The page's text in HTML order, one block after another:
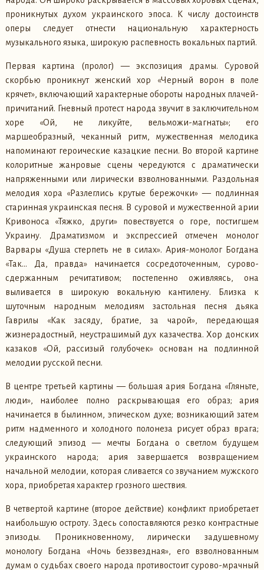
проникнутых духом украинского эпоса. К числу достоинств
оперы следует отнести национальную характерность
музыкального языка, широкую распевность вокальных партий.
Первая картина (пролог) — экспозиция драмы. Суровой
скорбью проникнут женский хор «Черный ворон в поле
крячет», включающий характерные обороты народных плачей-
причитаний. Гневный протест народа звучит в заключительном
хоре «Ой, не ликуйте, вельможи-магнаты»; его
маршеобразный, чеканный ритм, мужественная мелодика
напоминают героические казацкие песни. Во второй картине
колоритные жанровые сцены чередуются с драматически
напряженными или лирически взволнованными. Раздольная
мелодия хора «Разлеглись крутые бережочки» — подлинная
старинная украинская песня. В суровой и мужественной арии
Кривоноса «Тяжко, други» повествуется о горе, постигшем
Украину. Драматизмом и экспрессией отмечен монолог
Варвары «Душа стерпеть не в силах». Ария-монолог Богдана
«Так… Да, правда» начинается сосредоточенным, сурово-
сдержанным речитативом; постепенно оживляясь, она
выливается в широкую вокальную кантилену. Близка к
шуточным народным мелодиям застольная песня дьяка
Гаврилы «Как засяду, братие, за чарой», передающая
жизнерадостный, неустрашимый дух казачества. Хор донских
казаков «Ой, рассизый голубочек» основан на подлинной
мелодии русской песни.
В центре третьей картины — большая ария Богдана «Гляньте,
люди», наиболее полно раскрывающая его образ; ария
начинается в былинном, эпическом духе; возникающий затем
ритм надменного и холодного полонеза рисует образ врага;
следующий эпизод — мечты Богдана о светлом будущем
украинского народа; ария завершается возвращением
начальной мелодии, которая сливается со звучанием мужского
хора, приобретая характер грозного шествия.
В четвертой картине (второе действие) конфликт приобретает
наибольшую остроту. Здесь сопоставляются резко контрастные
эпизоды. Проникновенному, лирически задушевному
монологу Богдана «Ночь беззвездная», его взволнованным
думам о судьбах своего народа противостоит сурово-мрачный